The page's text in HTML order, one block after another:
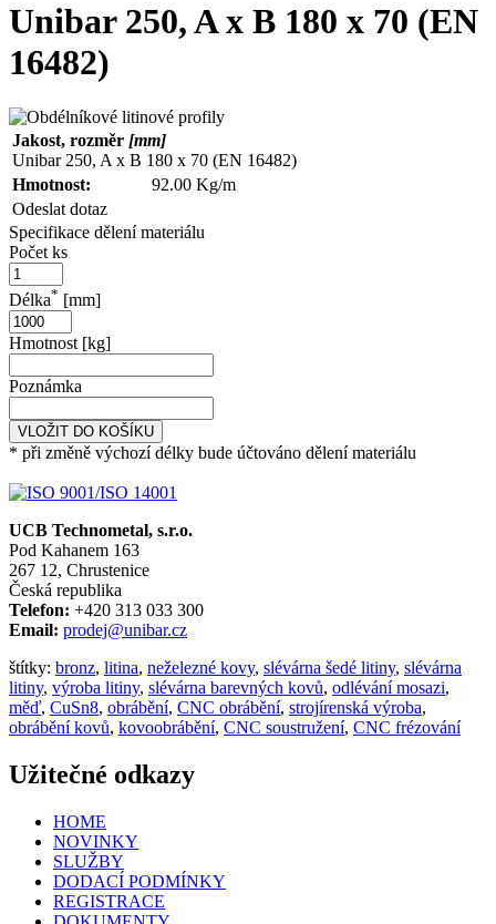
Unibar 250, A x B 180 x 70 (EN
16482)
Jakost, rozměr [mm]
Unibar 250, A x B 180 x 70 (EN 16482)
Hmotnost:
92.00 Kg/m
Odeslat dotaz
Specifikace dělení materiálu
Počet ks
Délka* [mm]
Hmotnost [kg]
Poznámka
VLOŽIT DO KOŠÍKU
* při změně výchozí délky bude účtováno dělení materiálu
UCB Technometal, s.r.o.
Pod Kahanem 163
267 12, Chrustenice
Česká republika
Telefon: +420 313 033 300
Email: prodej@unibar.cz
štítky: bronz, litina, neželezné kovy, slévárna šedé litiny, slévárna
litiny, výroba litiny, slévárna barevných kovů, odlévání mosazi,
měď, CuSn8, obrábění, CNC obrábění, strojírenská výroba,
obrábění kovů, kovoobrábění, CNC soustružení, CNC frézování
Užitečné odkazy
HOME
NOVINKY
SLUŽBY
DODACÍ PODMÍNKY
REGISTRACE